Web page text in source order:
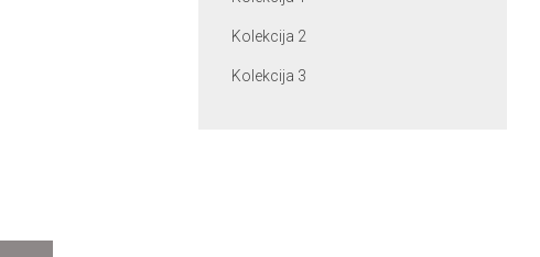
Kolekcija 2
Kolekcija 3